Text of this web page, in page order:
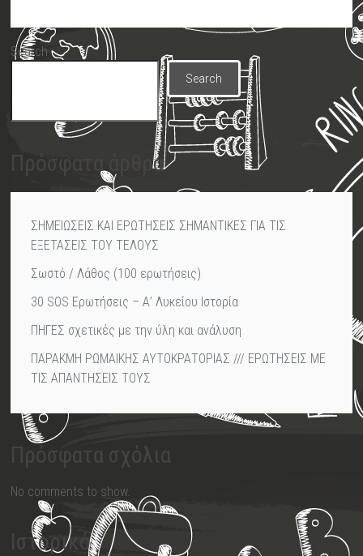
Search
Search
Πρόσφατα άρθρα
ΣΗΜΕΙΩΣΕΙΣ ΚΑΙ ΕΡΩΤΗΣΕΙΣ ΣΗΜΑΝΤΙΚΕΣ ΓΙΑ ΤΙΣ
ΕΞΕΤΑΣΕΙΣ ΤΟΥ ΤΕΛΟΥΣ
Σωστό / Λάθος (100 ερωτήσεις)
30 SOS Ερωτήσεις – Α’ Λυκείου Ιστορία
ΠΗΓΕΣ σχετικές με την ύλη και ανάλυση
ΠΑΡΑΚΜΗ ΡΩΜΑΙΚΗΣ ΑΥΤΟΚΡΑΤΟΡΙΑΣ /// ΕΡΩΤΗΣΕΙΣ ΜΕ
ΤΙΣ ΑΠΑΝΤΗΣΕΙΣ ΤΟΥΣ
Πρόσφατα σχόλια
No comments to show.
Ιστορικό